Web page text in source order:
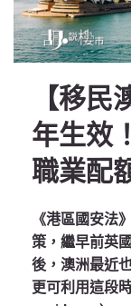
【移
年生效
職業配
《港區國安法
策，繼早前英
後，澳洲最近
更可利用這段